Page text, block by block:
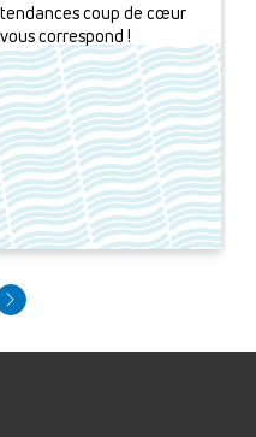
coup de cœur
correspond !